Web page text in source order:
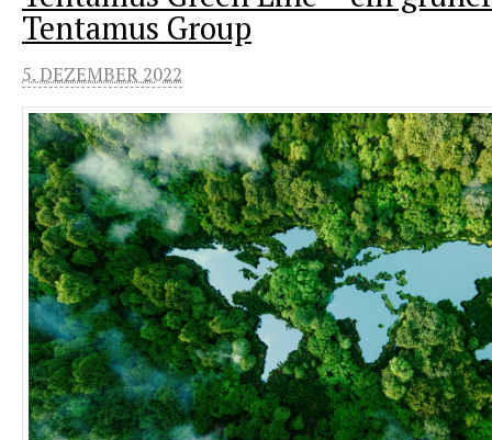
Tentamus Group
5. DEZEMBER 2022